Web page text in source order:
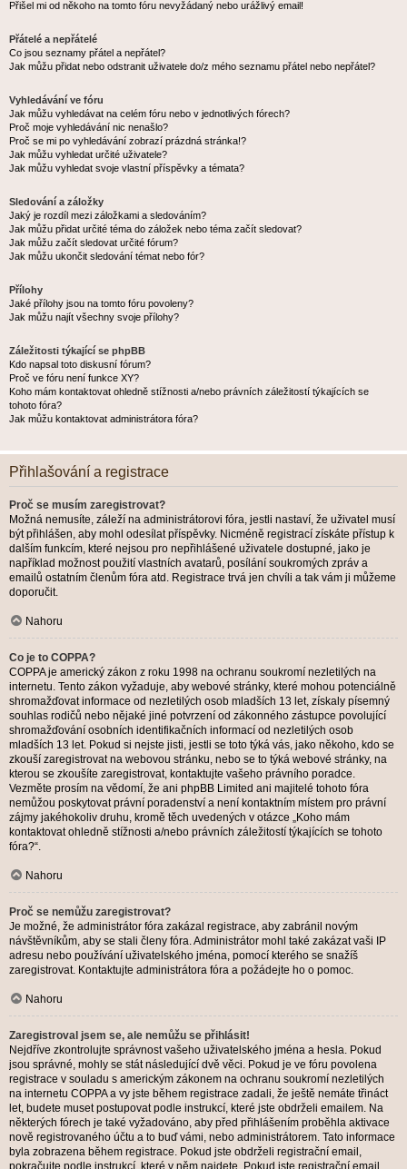
Přišel mi od někoho na tomto fóru nevyžádaný nebo urážlivý email!
Přátelé a nepřátelé
Co jsou seznamy přátel a nepřátel?
Jak můžu přidat nebo odstranit uživatele do/z mého seznamu přátel nebo nepřátel?
Vyhledávání ve fóru
Jak můžu vyhledávat na celém fóru nebo v jednotlivých fórech?
Proč moje vyhledávání nic nenašlo?
Proč se mi po vyhledávání zobrazí prázdná stránka!?
Jak můžu vyhledat určité uživatele?
Jak můžu vyhledat svoje vlastní příspěvky a témata?
Sledování a záložky
Jaký je rozdíl mezi záložkami a sledováním?
Jak můžu přidat určité téma do záložek nebo téma začít sledovat?
Jak můžu začít sledovat určité fórum?
Jak můžu ukončit sledování témat nebo fór?
Přílohy
Jaké přílohy jsou na tomto fóru povoleny?
Jak můžu najít všechny svoje přílohy?
Záležitosti týkající se phpBB
Kdo napsal toto diskusní fórum?
Proč ve fóru není funkce XY?
Koho mám kontaktovat ohledně stížnosti a/nebo právních záležitostí týkajících se
tohoto fóra?
Jak můžu kontaktovat administrátora fóra?
Přihlašování a registrace
Proč se musím zaregistrovat?
Možná nemusíte, záleží na administrátorovi fóra, jestli nastaví, že uživatel musí
být přihlášen, aby mohl odesílat příspěvky. Nicméně registrací získáte přístup k
dalším funkcím, které nejsou pro nepřihlášené uživatele dostupné, jako je
například možnost použití vlastních avatarů, posílání soukromých zpráv a
emailů ostatním členům fóra atd. Registrace trvá jen chvíli a tak vám ji můžeme
doporučit.
Nahoru
Co je to COPPA?
COPPA je americký zákon z roku 1998 na ochranu soukromí nezletilých na
internetu. Tento zákon vyžaduje, aby webové stránky, které mohou potenciálně
shromažďovat informace od nezletilých osob mladších 13 let, získaly písemný
souhlas rodičů nebo nějaké jiné potvrzení od zákonného zástupce povolující
shromažďování osobních identifikačních informací od nezletilých osob
mladších 13 let. Pokud si nejste jisti, jestli se toto týká vás, jako někoho, kdo se
zkouší zaregistrovat na webovou stránku, nebo se to týká webové stránky, na
kterou se zkoušíte zaregistrovat, kontaktujte vašeho právního poradce.
Vezměte prosím na vědomí, že ani phpBB Limited ani majitelé tohoto fóra
nemůžou poskytovat právní poradenství a není kontaktním místem pro právní
zájmy jakéhokoliv druhu, kromě těch uvedených v otázce „Koho mám
kontaktovat ohledně stížnosti a/nebo právních záležitostí týkajících se tohoto
fóra?“.
Nahoru
Proč se nemůžu zaregistrovat?
Je možné, že administrátor fóra zakázal registrace, aby zabránil novým
návštěvníkům, aby se stali členy fóra. Administrátor mohl také zakázat vaši IP
adresu nebo používání uživatelského jména, pomocí kterého se snažíš
zaregistrovat. Kontaktujte administrátora fóra a požádejte ho o pomoc.
Nahoru
Zaregistroval jsem se, ale nemůžu se přihlásit!
Nejdříve zkontrolujte správnost vašeho uživatelského jména a hesla. Pokud
jsou správné, mohly se stát následující dvě věci. Pokud je ve fóru povolena
registrace v souladu s americkým zákonem na ochranu soukromí nezletilých
na internetu COPPA a vy jste během registrace zadali, že ještě nemáte třináct
let, budete muset postupovat podle instrukcí, které jste obdrželi emailem. Na
některých fórech je také vyžadováno, aby před přihlášením proběhla aktivace
nově registrovaného účtu a to buď vámi, nebo administrátorem. Tato informace
byla zobrazena během registrace. Pokud jste obdrželi registrační email,
pokračujte podle instrukcí, které v něm najdete. Pokud jste registrační email